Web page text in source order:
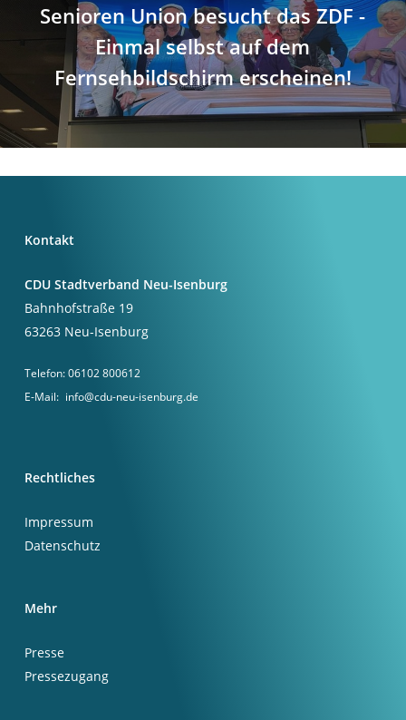
Senioren Union besucht das ZDF -
Einmal selbst auf dem
Fernsehbildschirm erscheinen!
Kontakt
CDU Stadtverband Neu-Isenburg
Bahnhofstraße 19
63263 Neu-Isenburg
Telefon:06102 800612
E-Mail: info@cdu-neu-isenburg.de
Rechtliches
Impressum
Datenschutz
Mehr
Presse
Pressezugang